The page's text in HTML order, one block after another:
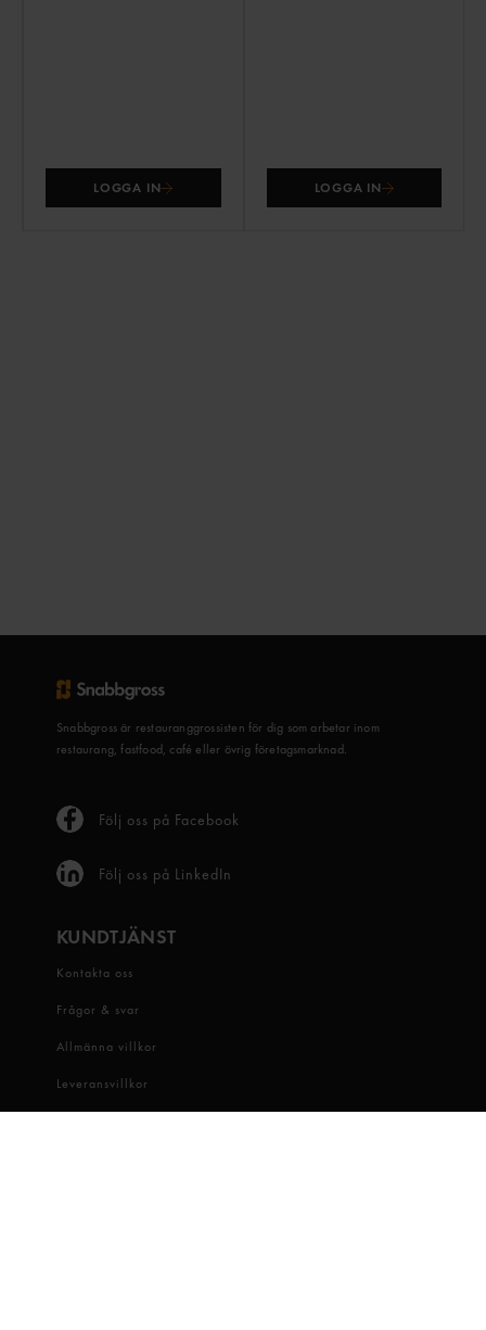
LOGGA IN LOGGA IN
Snabbgross är restauranggrossisten för dig som arbetar inom
restaurang, fastfood, café eller övrig företagsmarknad.
Följ oss på Facebook
Följ oss på LinkedIn
KUNDTJÄNST
Kontakta oss
Frågor & svar
Allmänna villkor
Leveransvillkor